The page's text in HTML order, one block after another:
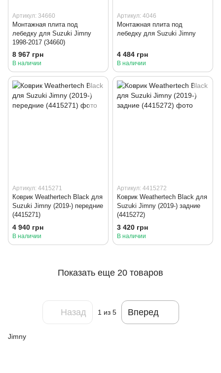
Артикул: 34660
Монтажная плита под
лебедку для Suzuki Jimny
1998-2017 (34660)
8 967 грн
В наличии
Артикул: 4046
Монтажная плита под
лебедку для Suzuki Jimny
4 484 грн
В наличии
Артикул: 4415271
Коврик Weathertech Black для
Suzuki Jimny (2019-) передние
(4415271)
4 940 грн
В наличии
Артикул: 4415272
Коврик Weathertech Black для
Suzuki Jimny (2019-) задние
(4415272)
3 420 грн
В наличии
Показать еще 20 товаров
Назад 1 из 5 Вперед
Jimny